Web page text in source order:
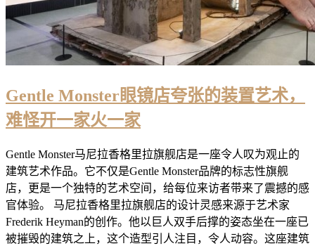
Gentle Monster眼镜店夸张的装置艺术，
难怪开一家火一家
Gentle Monster马尼拉香格里拉旗舰店是一座令人叹为观止的
建筑艺术作品。它不仅是Gentle Monster品牌的标志性旗舰
店，更是一个独特的艺术空间，给每位来访者带来了震撼的感
官体验。 马尼拉香格里拉旗舰店的设计灵感来源于艺术家
Frederik Heyman的创作。他以巨人双手后撑的姿态坐在一座已
被摧毁的建筑之上，这个造型引人注目，令人动容。这座建筑